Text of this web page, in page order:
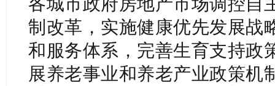
制改革，实施健康优先发展战
和服务体系，完善生育支持政
展养老事业和养老产业政策机